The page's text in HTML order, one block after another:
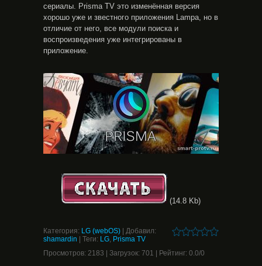
сериалы. Prisma ТV это изменённая версия
хорошо уже и звестного приложения Lampa, но в
отличие от него, все модули поиска и
воспроизведения уже интегрированы в
приложение.
(14.8 Kb)
Категория: LG (webOS) Добавил:
shamardin
Теги: LG, Prisma TV
Просмотров: 2183 Загрузок: 701 Рейтинг: 0.0/0